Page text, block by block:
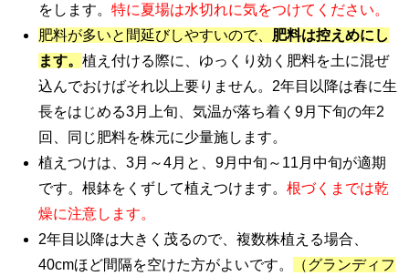
をします。 特に夏場は水切れに気をつけてください。
肥料が多いと間延びしやすいので、 肥料は控えめにし
ます。 植え付ける際に、ゆっくり効く肥料を土に混ぜ
込んでおけばそれ以上要りません。2年目以降は春に生
長をはじめる3月上旬、気温が落ち着く9月下旬の年2
回、同じ肥料を株元に少量施します。
植えつけは、3月～4月と、9月中旬～11月中旬が適期
です。根鉢をくずして植えつけます。 根づくまでは乾
燥に注意します。
2年目以降は大きく茂るので、複数株植える場合、
40cmほど間隔を空けた方がよいです。
（グランディフ